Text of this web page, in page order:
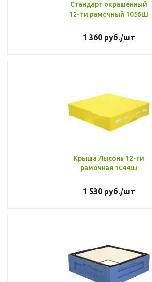
Стандарт окрашенный
12-ти рамочный 1056Ш
1 360руб./шт
Крыша Лысонь 12-ти
рамочная 1044Ш
1 530руб./шт